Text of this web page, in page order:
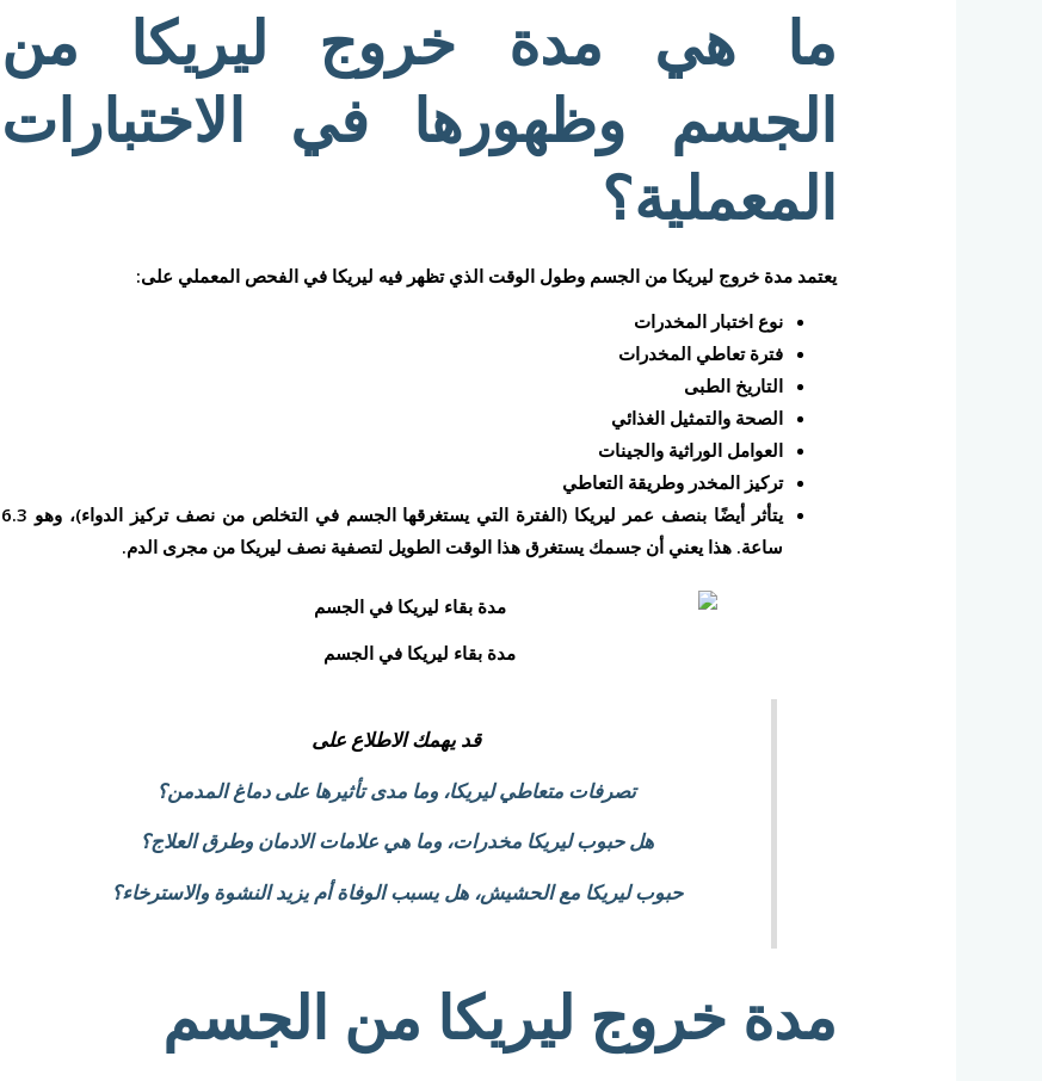
ما هي مدة خروج ليريكا من
الجسم وظهورها في الاختبارات
المعملية؟
يعتمد مدة خروج ليريكا من الجسم وطول الوقت الذي تظهر فيه ليريكا في الفحص المعملي على:
نوع اختبار المخدرات
فترة تعاطي المخدرات
التاريخ الطبى
الصحة والتمثيل الغذائي
العوامل الوراثية والجينات
تركيز المخدر وطريقة التعاطي
يتأثر أيضًا بنصف عمر ليريكا (الفترة التي يستغرقها الجسم في التخلص من نصف تركيز الدواء)، وهو 6.3
ساعة. هذا يعني أن جسمك يستغرق هذا الوقت الطويل لتصفية نصف ليريكا من مجرى الدم.
مدة بقاء ليريكا في الجسم
قد يهمك الاطلاع على
تصرفات متعاطي ليريكا، وما مدى تأثيرها على دماغ المدمن؟
هل حبوب ليريكا مخدرات، وما هي علامات الادمان وطرق العلاج؟
حبوب ليريكا مع الحشيش، هل يسبب الوفاة أم يزيد النشوة والاسترخاء؟
مدة خروج ليريكا من الجسم